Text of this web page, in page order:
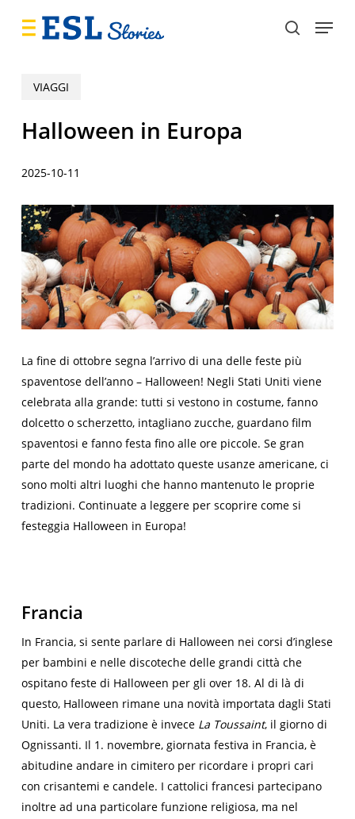
search
Menu
VIAGGI
Halloween in Europa
2025-10-11
La fine di ottobre segna l’arrivo di una delle feste più
spaventose dell’anno – Halloween! Negli Stati Uniti viene
celebrata alla grande: tutti si vestono in costume, fanno
dolcetto o scherzetto, intagliano zucche, guardano film
spaventosi e fanno festa fino alle ore piccole. Se gran
parte del mondo ha adottato queste usanze americane, ci
sono molti altri luoghi che hanno mantenuto le proprie
tradizioni. Continuate a leggere per scoprire come si
festeggia Halloween in Europa!
Francia
In Francia, si sente parlare di Halloween nei corsi d’inglese
per bambini e nelle discoteche delle grandi città che
ospitano feste di Halloween per gli over 18. Al di là di
questo, Halloween rimane una novità importata dagli Stati
Uniti. La vera tradizione è invece La Toussaint, il giorno di
Ognissanti. Il 1. novembre, giornata festiva in Francia, è
abitudine andare in cimitero per ricordare i propri cari
con crisantemi e candele. I cattolici francesi partecipano
inoltre ad una particolare funzione religiosa, ma nel